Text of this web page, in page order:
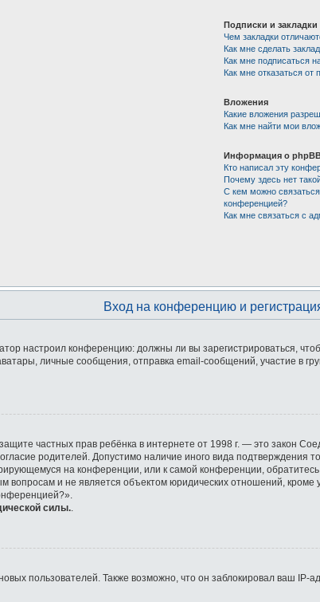
Подписки и закладки
Чем закладки
Как мне сделать
Как мне подписаться
Как мне отказаться от
Вложения
Какие вложения
Как мне найти мои
Информация о
Кто написал эту
Почему здесь нет
С кем можно
конференцией?
Как мне связаться с
Вход на конференцию и
настроил конференцию: должны ли вы зарегистрироваться,
личные сообщения, отправка email-сообщений, участие в
частных прав ребёнка в интернете от 1998 г. — это закон
родителей. Допустимо наличие иного вида
на конференции, или к самой конференции,
и не является объектом юридических отношений, кроме
силы..
пользователей. Также возможно, что он заблокировал ваш IP-